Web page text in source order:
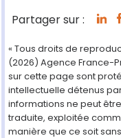
Partager sur :
« Tous droits de
(2026) Agence France-
sur cette page sont
intellectuelle détenus
informations ne peut
traduite, exploitée
manière que ce soit